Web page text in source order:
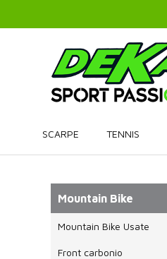
SCARPE TENNIS
Mountain Bike
Mountain Bike Usate
Front carbonio